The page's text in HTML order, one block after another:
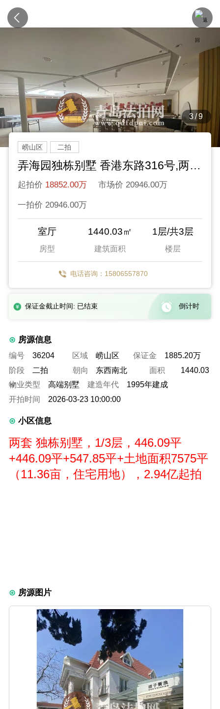
3/9
崂山区 二拍
弄海园独栋别墅 香港东路316号,两套 独栋别墅，
起拍价 18852.00万 市场价 20946.00万
一拍价 20946.00万
室厅
房型
1440.03㎡
建筑面积
1层/共3层
楼层
电话咨询：15806557870
保证金截止时间: 已结束 倒计时
房源信息
编号 36204 区域 崂山区 保证金
1885.20万
阶段
二拍 朝向 东西南北 面积
1440.03
㎡
物业类型 高端别墅 建造年代
1995年建成
开拍时间
2026-03-23 10:00:00
小区信息
两套 独栋别墅，1/3层，446.09平
+446.09平+547.85平+土地面积7575平
（11.36亩，住宅用地），2.94亿起拍
房源图片